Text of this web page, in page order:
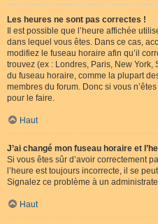
Les heures ne sont pas correctes !
Il est possible que l’heure affichée
dans lequel vous êtes. Dans ce cas,
modifiez le fuseau horaire afin qu’il
trouvez (ex : Londres, Paris, New
du fuseau horaire, comme la plupart
membres du forum. Donc si vous
pour le faire.
Haut
J’ai changé mon fuseau horaire et
Si vous êtes sûr d’avoir correctement
l’heure est toujours incorrecte, il se
Signalez ce problème à un
Haut